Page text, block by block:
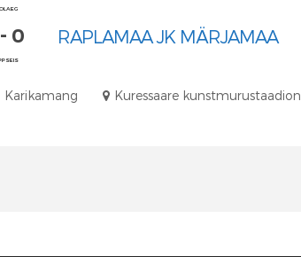
0 RAPLAMAA JK MÄRJAMAA
Karikamang Kuressaare kunstmurustaadion